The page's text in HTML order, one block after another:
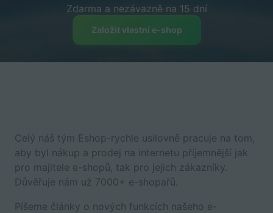
Zdarma a nezávazně na 15 dní
Založit vlastní e-shop
Celý náš tým Eshop-rychle usilovně pracuje na tom,
aby byl nákup a prodej na internetu příjemnější jak
pro majitele e-shopů, tak pro jejich zákazníky.
Důvěřuje nám už 7000+ e-shopařů.
Píšeme články o nových funkcích našeho e-